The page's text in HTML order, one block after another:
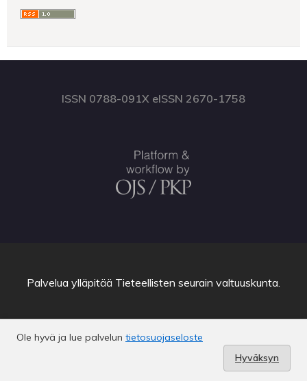
ISSN 0788-091X eISSN 2670-1758
Ole hyvä ja lue palvelun tietosuojaseloste
Hyväksyn
Palvelua ylläpitää Tieteellisten seurain valtuuskunta.